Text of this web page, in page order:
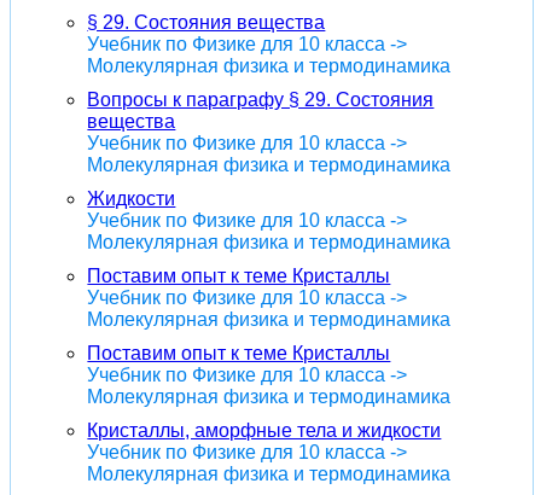
§ 29. Состояния вещества
Учебник по Физике для 10 класса ->
Молекулярная физика и термодинамика
Вопросы к параграфу § 29. Состояния
вещества
Учебник по Физике для 10 класса ->
Молекулярная физика и термодинамика
Жидкости
Учебник по Физике для 10 класса ->
Молекулярная физика и термодинамика
Поставим опыт к теме Кристаллы
Учебник по Физике для 10 класса ->
Молекулярная физика и термодинамика
Поставим опыт к теме Кристаллы
Учебник по Физике для 10 класса ->
Молекулярная физика и термодинамика
Кристаллы, аморфные тела и жидкости
Учебник по Физике для 10 класса ->
Молекулярная физика и термодинамика